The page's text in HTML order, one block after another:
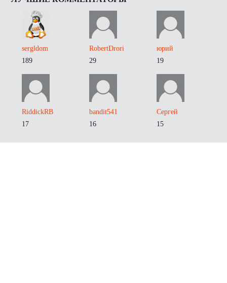
sergldom
189
RobertDrori
29
юрий
19
RiddickRB
17
bandit541
16
Сергей
15